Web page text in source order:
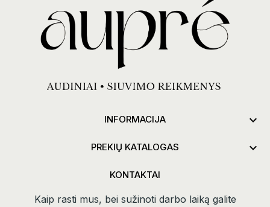
INFORMACIJA 
PREKIŲ KATALOGAS 
KONTAKTAI
Kaip rasti mus, bei sužinoti darbo laiką galite